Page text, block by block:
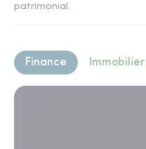
patrimonial.
Finance Immobilier